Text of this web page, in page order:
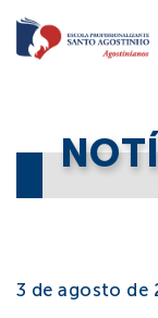
3 de agosto de